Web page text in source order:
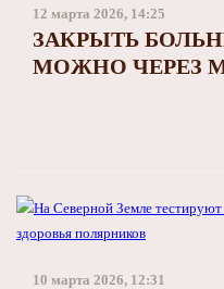
12 марта 2026, 14:25
ЗАКРЫТЬ
МОЖНО ЧЕРЕЗ
10 марта 2026, 12:31